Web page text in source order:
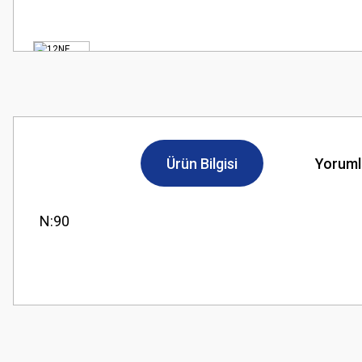
Ürün Bilgisi
N:90
Görüş ve önerileriniz için teşekkür ederiz.